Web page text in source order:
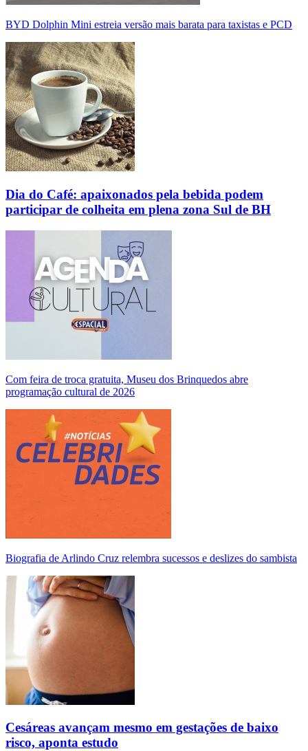
BYD Dolphin Mini estreia versão mais barata para taxistas e PCD
Dia do Café: apaixonados pela bebida podem
participar de colheita em plena zona Sul de BH
Com feira de troca gratuita, Museu dos Brinquedos abre
programação cultural de 2026
Biografia de Arlindo Cruz relembra sucessos e deslizes do sambista
Cesáreas avançam mesmo em gestações de baixo
risco, aponta estudo